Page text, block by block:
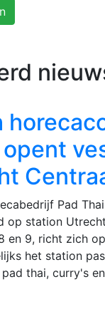
opent
Pad
op station
en 9, richt zich
het station
thai, curry's